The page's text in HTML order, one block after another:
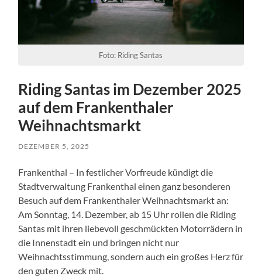
Foto: Riding Santas
Riding Santas im Dezember 2025
auf dem Frankenthaler
Weihnachtsmarkt
DEZEMBER 5, 2025
Frankenthal – In festlicher Vorfreude kündigt die
Stadtverwaltung Frankenthal einen ganz besonderen
Besuch auf dem Frankenthaler Weihnachtsmarkt an:
Am Sonntag, 14. Dezember, ab 15 Uhr rollen die Riding
Santas mit ihren liebevoll geschmückten Motorrädern in
die Innenstadt ein und bringen nicht nur
Weihnachtsstimmung, sondern auch ein großes Herz für
den guten Zweck mit.